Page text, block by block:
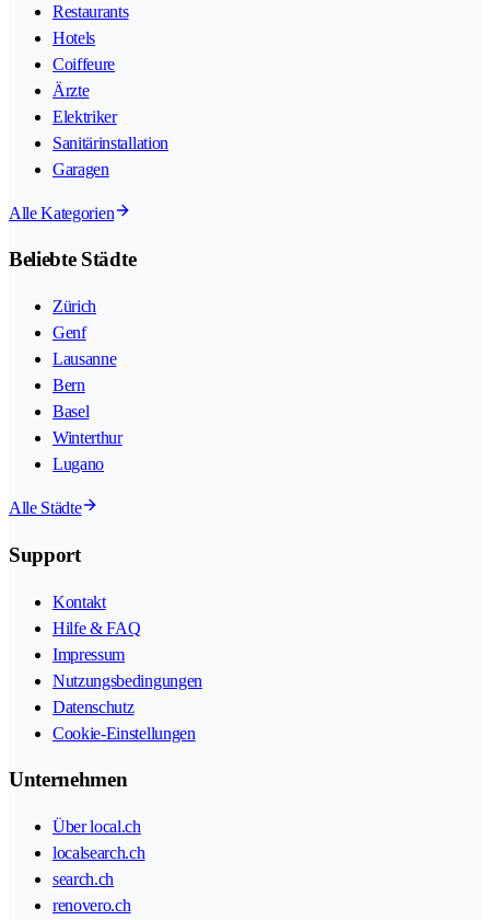
Restaurants
Hotels
Coiffeure
Ärzte
Elektriker
Sanitärinstallation
Garagen
Alle Kategorien
Beliebte Städte
Zürich
Genf
Lausanne
Bern
Basel
Winterthur
Lugano
Alle Städte
Support
Kontakt
Hilfe & FAQ
Impressum
Nutzungsbedingungen
Datenschutz
Cookie-Einstellungen
Unternehmen
Über local.ch
localsearch.ch
search.ch
renovero.ch